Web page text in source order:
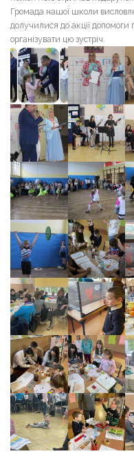
Громада нашої школи
долучилися до акції допомоги
організувати цю зустріч.